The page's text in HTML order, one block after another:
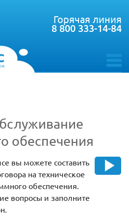
toggle
Горячая линия
8 800 333-14-84
обеспечения
вы можете составить
на техническое
обеспечения.
вопросы и заполните